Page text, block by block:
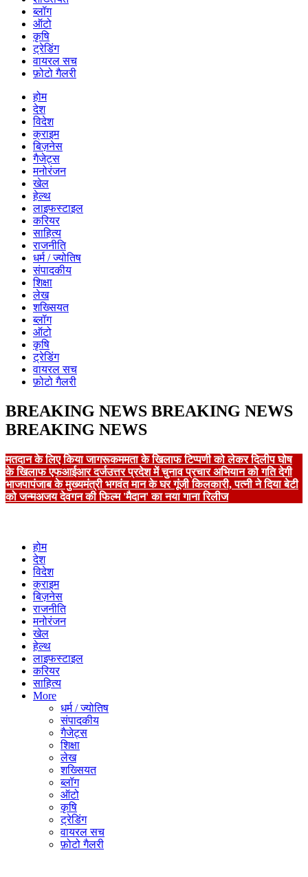
ब्लॉग
ऑटो
कृषि
ट्रेडिंग
वायरल सच
फ़ोटो गैलरी
होम
देश
विदेश
क्राइम
बिज़नेस
गैजेट्स
मनोरंजन
खेल
हेल्थ
लाइफस्टाइल
करियर
साहित्य
राजनीति
धर्म / ज्योतिष
संपादकीय
शिक्षा
लेख
शख्सियत
ब्लॉग
ऑटो
कृषि
ट्रेडिंग
वायरल सच
फ़ोटो गैलरी
BREAKING NEWS BREAKING NEWS
BREAKING NEWS
मतदान के लिए किया जागरूकममता के खिलाफ टिप्पणी को लेकर दिलीप घोष
के खिलाफ एफआईआर दर्जउत्तर प्रदेश में चुनाव प्रचार अभियान को गति देगी
भाजपापंजाब के मुख्यमंत्री भगवंत मान के घर गूंजी किलकारी, पत्नी ने दिया बेटी
को जन्मअजय देवगन की फिल्म 'मैदान' का नया गाना रिलीज
होम
देश
विदेश
क्राइम
बिज़नेस
राजनीति
मनोरंजन
खेल
हेल्थ
लाइफस्टाइल
करियर
साहित्य
More
धर्म / ज्योतिष
संपादकीय
गैजेट्स
शिक्षा
लेख
शख्सियत
ब्लॉग
ऑटो
कृषि
ट्रेडिंग
वायरल सच
फ़ोटो गैलरी